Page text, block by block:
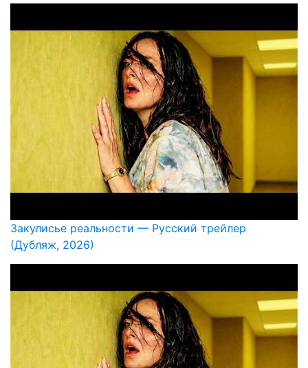
Закулисье реальности — Русский трейлер
(Дубляж, 2026)